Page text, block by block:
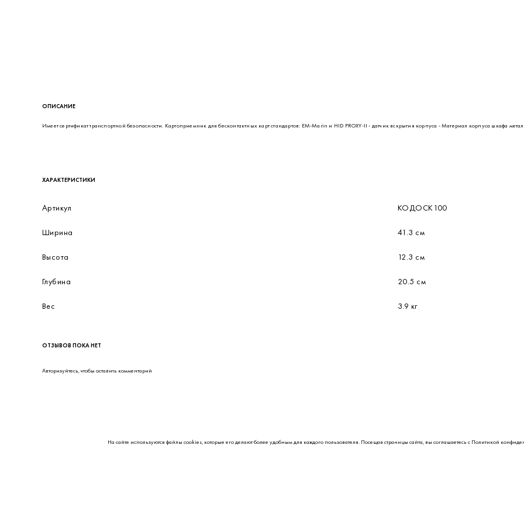
ОПИСАНИЕ
Имеет сертификат транспортной безопасности. Картоприемник для бесконтактных карт стандартов: EM-Marin и HID PROXY-II - датчик вскрытия корпуса - Материал корпуса шкафа
ХАРАКТЕРИСТИКИ
Артикул КОДОСК100
Ширина 41.3 см
Высота 12.3 см
Глубина 20.5 см
Вес 3.9 кг
ОТЗЫВОВ ПОКА НЕТ
Авторизуйтесь, чтобы оставить комментарий
На сайте используются файлы cookies, которые его делают более удобным для каждого пользователя. Посещая страницы сайта, вы соглашаетесь с Политикой